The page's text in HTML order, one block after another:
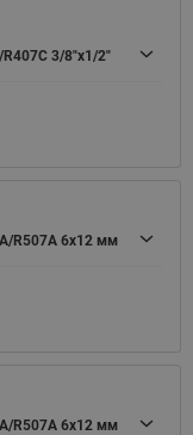
3/8"x1/2"
R507A 6x12 мм
R507A 6x12 мм